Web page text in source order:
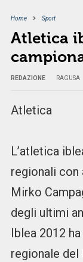
Home Sport
Atletica
REDAZIONE RAGUSA
Atletica
L’atletica
regionali con
Mirko
degli ultimi
Iblea 2012
regionale